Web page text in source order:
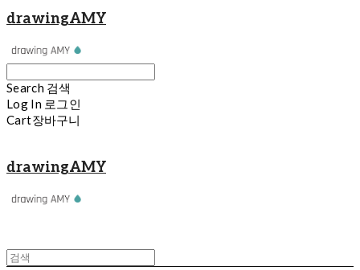
drawingAMY
Search 검색
Log In 로그인
Cart장바구니
drawingAMY